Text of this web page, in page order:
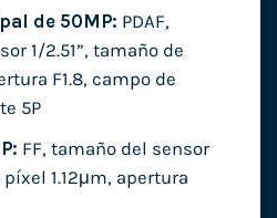
de 50MP: PDAF,
1/2.51”, tamaño de
F1.8, campo de
5P
FF, tamaño del sensor
1.12μm, apertura